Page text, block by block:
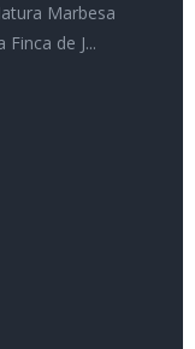
Marbesa
Finca de J...